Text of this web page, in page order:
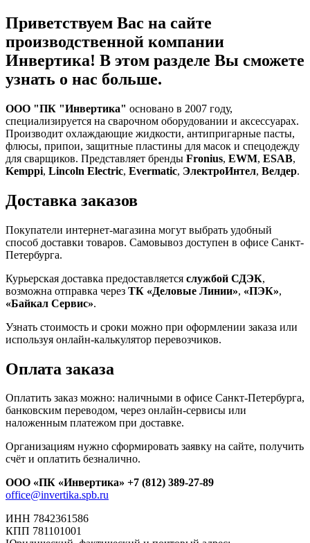
Приветствуем Вас на сайте
производственной компании
Инвертика! В этом разделе Вы сможете
узнать о нас больше.
ООО "ПК "Инвертика" основано в 2007 году,
специализируется на сварочном оборудовании и аксессуарах.
Производит охлаждающие жидкости, антипригарные пасты,
флюсы, припои, защитные пластины для масок и спецодежду
для сварщиков. Представляет бренды Fronius, EWM, ESAB,
Kemppi, Lincoln Electric, Evermatic, ЭлектроИнтел, Велдер.
Доставка заказов
Покупатели интернет-магазина могут выбрать удобный
способ доставки товаров. Самовывоз доступен в офисе Санкт-
Петербурга.
Курьерская доставка предоставляется службой СДЭК,
возможна отправка через ТК «Деловые Линии», «ПЭК»,
«Байкал Сервис».
Узнать стоимость и сроки можно при оформлении заказа или
используя онлайн-калькулятор перевозчиков.
Оплата заказа
Оплатить заказ можно: наличными в офисе Санкт-Петербурга,
банковским переводом, через онлайн-сервисы или
наложенным платежом при доставке.
Организациям нужно сформировать заявку на сайте, получить
счёт и оплатить безналично.
ООО «ПК «Инвертика» +7 (812) 389-27-89
office@invertika.spb.ru
ИНН 7842361586
КПП 781101001